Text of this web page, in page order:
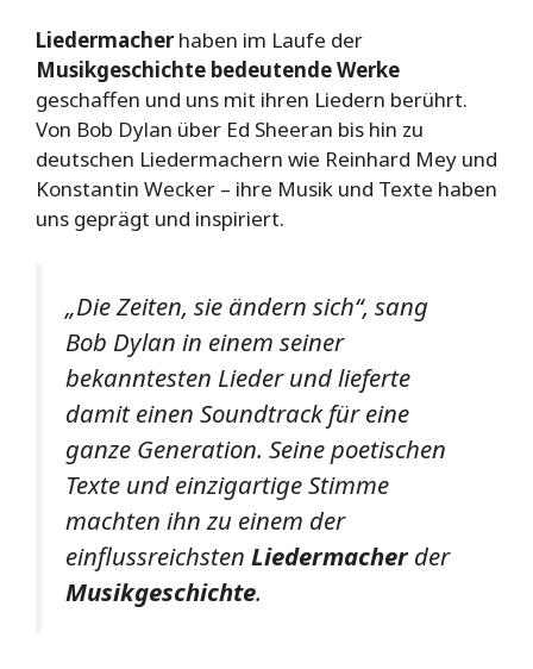
Liedermacherhaben im Laufe der
Musikgeschichte bedeutende Werke
geschaffen und uns mit ihren Liedern berührt.
Von Bob Dylan über Ed Sheeran bis hin zu
deutschen Liedermachern wie Reinhard Mey und
Konstantin Wecker – ihre Musik und Texte haben
uns geprägt und inspiriert.
„Die Zeiten, sie ändern sich“, sang
Bob Dylan in einem seiner
bekanntesten Lieder und lieferte
damit einen Soundtrack für eine
ganze Generation. Seine poetischen
Texte und einzigartige Stimme
machten ihn zu einem der
einflussreichsten Liedermacherder
Musikgeschichte.